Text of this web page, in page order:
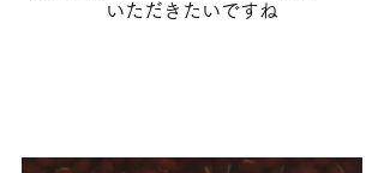
いただきたいですね